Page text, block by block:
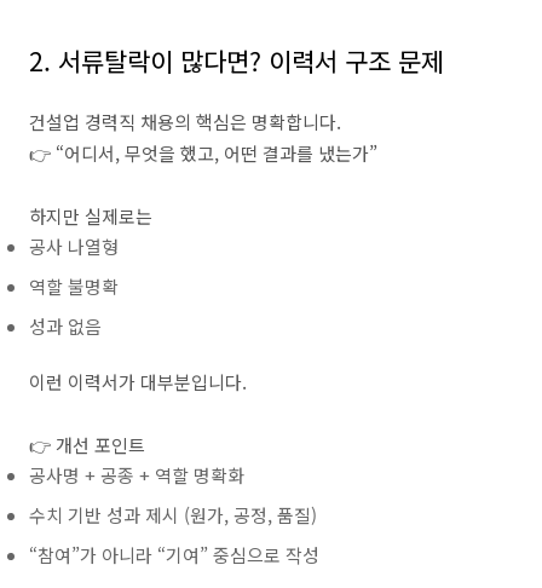
2. 서류탈락이 많다면? 이력서 구조 문제
건설업 경력직 채용의 핵심은 명확합니다.
👉 “어디서, 무엇을 했고, 어떤 결과를 냈는가”
하지만 실제로는
공사 나열형
역할 불명확
성과 없음
이런 이력서가 대부분입니다.
👉 개선 포인트
공사명 + 공종 + 역할 명확화
수치 기반 성과 제시 (원가, 공정, 품질)
“참여”가 아니라 “기여” 중심으로 작성